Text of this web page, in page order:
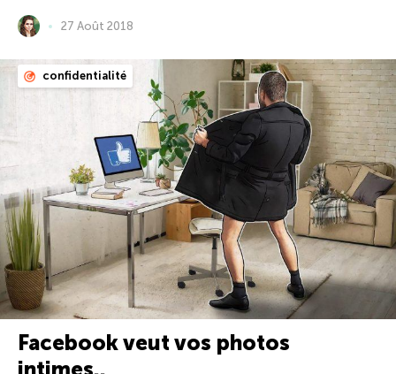
27 Août 2018
confidentialité
Facebook veut vos photos